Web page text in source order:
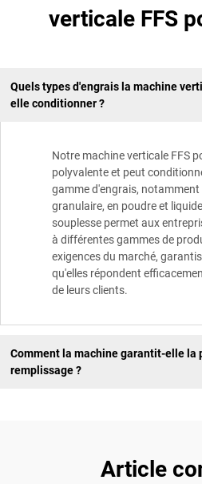
verticale FFS
Quels types d'engrais la machine
elle conditionner ?
Notre machine verticale FFS
polyvalente et peut
gamme d'engrais,
granulaire, en poudre et
souplesse permet aux
à différentes gammes de
exigences du marché,
qu'elles répondent
de leurs clients.
Comment la machine garantit-elle la
remplissage ?
Article